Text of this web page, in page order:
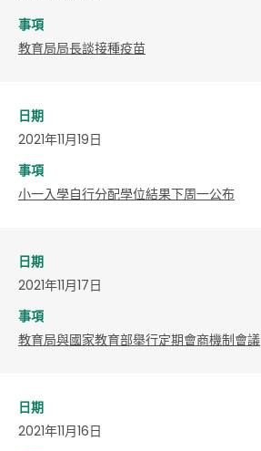
事項
教育局局長談接種疫苗
日期
2021年11月19日
事項
小一入學自行分配學位結果下周一公布
日期
2021年11月17日
事項
教育局與國家教育部舉行定期會商機制會議
日期
2021年11月16日